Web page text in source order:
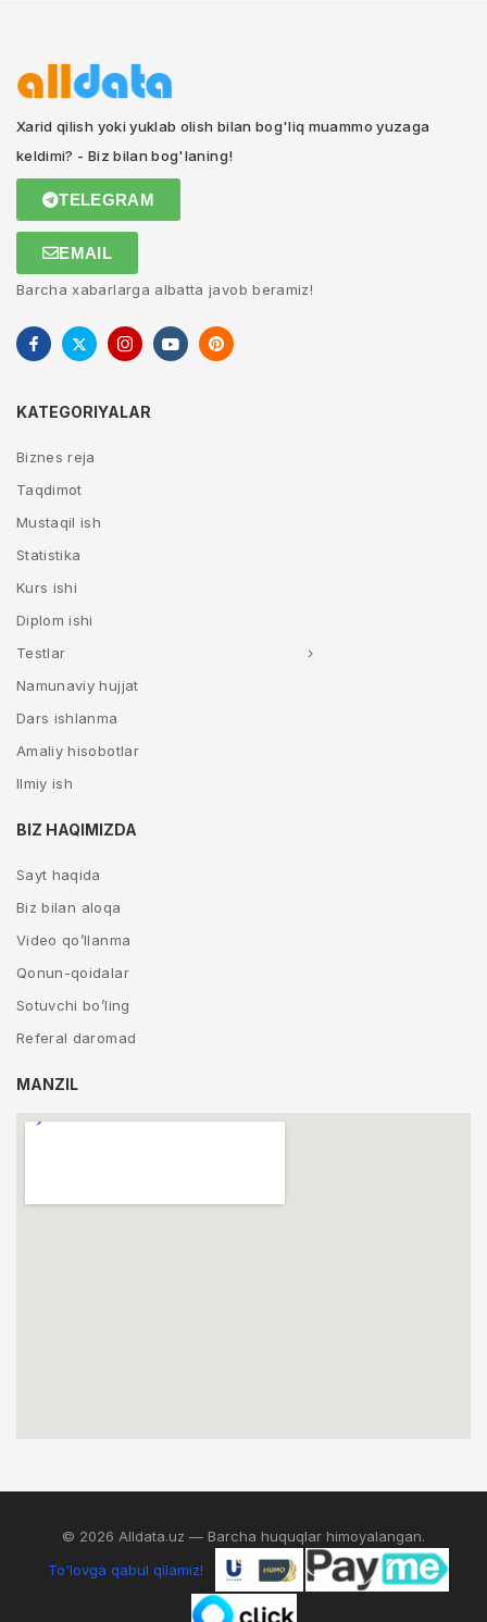
Xarid qilish yoki yuklab olish bilan bog'liq muammo yuzaga
keldimi? - Biz bilan bog'laning!
TELEGRAM
EMAIL
Barcha xabarlarga albatta javob beramiz!
KATEGORIYALAR
Biznes reja
Taqdimot
Mustaqil ish
Statistika
Kurs ishi
Diplom ishi
Testlar
Namunaviy hujjat
Dars ishlanma
Amaliy hisobotlar
Ilmiy ish
BIZ HAQIMIZDA
Sayt haqida
Biz bilan aloqa
Video qo’llanma
Qonun-qoidalar
Sotuvchi bo’ling
Referal daromad
MANZIL
© 2026 Alldata.uz — Barcha huquqlar himoyalangan.
To'lovga qabul qilamiz!